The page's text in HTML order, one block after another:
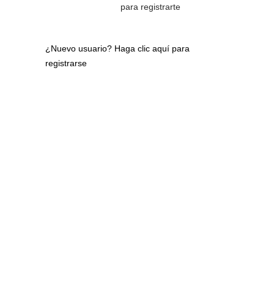
para registrarte
¿Nuevo usuario? Haga clic aquí para
registrarse